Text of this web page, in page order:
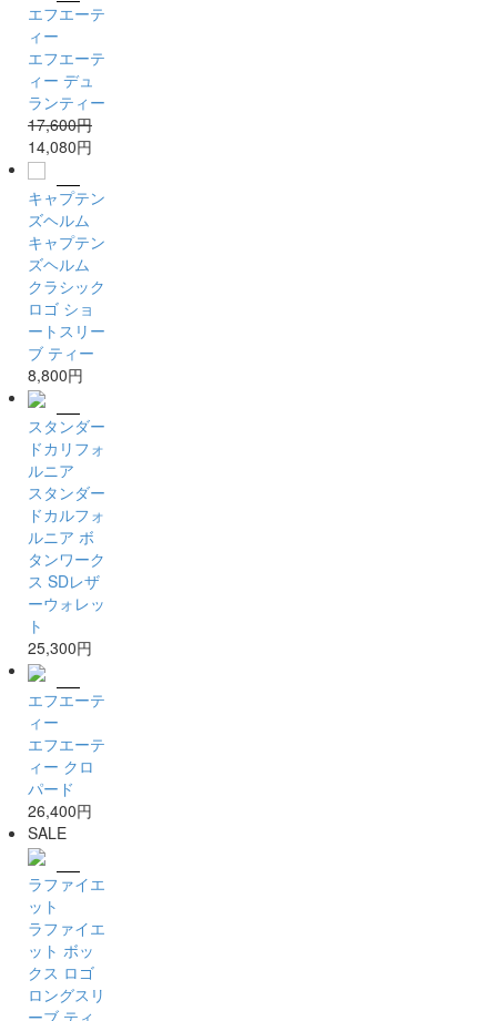
エフエーテ
ィー
エフエーテ
ィー デュ
ランティー
17,600円
14,080円
キャプテン
ズヘルム
キャプテン
ズヘルム
クラシック
ロゴ ショ
ートスリー
ブ ティー
8,800円
スタンダー
ドカリフォ
ルニア
スタンダー
ドカルフォ
ルニア ボ
タンワーク
ス SDレザ
ーウォレッ
ト
25,300円
エフエーテ
ィー
エフエーテ
ィー クロ
パード
26,400円
SALE
ラファイエ
ット
ラファイエ
ット ボッ
クス ロゴ
ロングスリ
ーブ ティ